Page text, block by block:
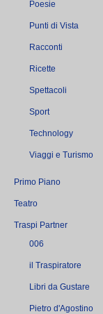
Poesie
Punti di Vista
Racconti
Ricette
Spettacoli
Sport
Technology
Viaggi e Turismo
Primo Piano
Teatro
Traspi Partner
006
il Traspiratore
Libri da Gustare
Pietro d'Agostino